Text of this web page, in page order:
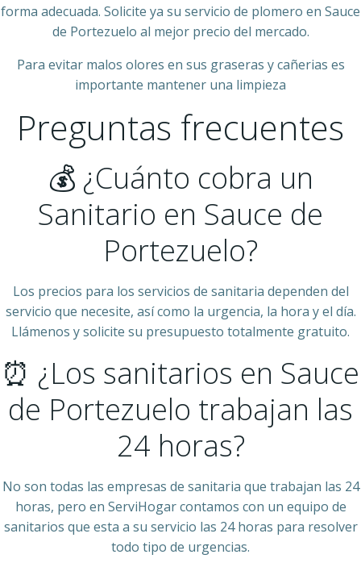
forma adecuada. Solicite ya su servicio de plomero en Sauce
de Portezuelo al mejor precio del mercado.
Para evitar malos olores en sus graseras y cañerias es
importante mantener una limpieza
Preguntas frecuentes
💰 ¿Cuánto cobra un
Sanitario en Sauce de
Portezuelo?
Los precios para los servicios de sanitaria dependen del
servicio que necesite, así como la urgencia, la hora y el día.
Llámenos y solicite su presupuesto totalmente gratuito.
⏰ ¿Los sanitarios en Sauce
de Portezuelo trabajan las
24 horas?
No son todas las empresas de sanitaria que trabajan las 24
horas, pero en ServiHogar contamos con un equipo de
sanitarios que esta a su servicio las 24 horas para resolver
todo tipo de urgencias.